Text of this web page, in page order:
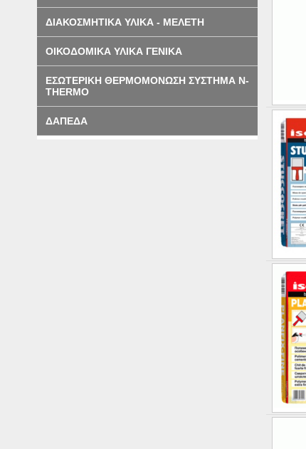
ΔΙΑΚΟΣΜΗΤΙΚΑ ΥΛΙΚΑ - ΜΕΛΕΤΗ
ΟΙΚΟΔΟΜΙΚΑ ΥΛΙΚΑ ΓΕΝΙΚΑ
ΕΣΩΤΕΡΙΚΗ ΘΕΡΜΟΜΟΝΩΣΗ ΣΥΣΤΗΜΑ N-
THERMO
ΔΑΠΕΔΑ